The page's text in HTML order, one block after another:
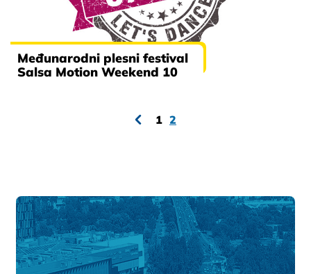
Međunarodni plesni festival
Salsa Motion Weekend 10
1 2